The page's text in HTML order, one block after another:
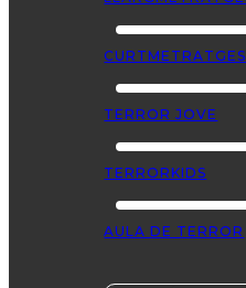
CURTMETRATGES
TERROR JOVE
TERRORKIDS
AULA DE TERROR